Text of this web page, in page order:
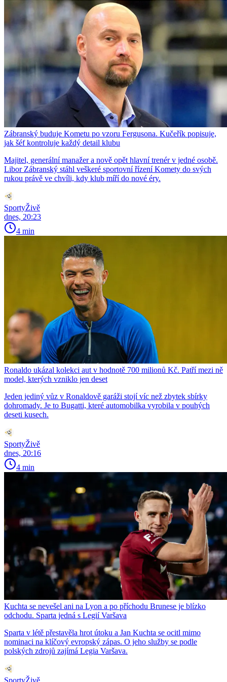
Zábranský buduje Kometu po vzoru Fergusona. Kučeřík popisuje,
jak šéf kontroluje každý detail klubu
Majitel, generální manažer a nově opět hlavní trenér v jedné osobě.
Libor Zábranský stáhl veškeré sportovní řízení Komety do svých
rukou právě ve chvíli, kdy klub míří do nové éry.
SportyŽivě
dnes, 20:23
4 min
Ronaldo ukázal kolekci aut v hodnotě 700 milionů Kč. Patří mezi ně
model, kterých vzniklo jen deset
Jeden jediný vůz v Ronaldově garáži stojí víc než zbytek sbírky
dohromady. Je to Bugatti, které automobilka vyrobila v pouhých
deseti kusech.
SportyŽivě
dnes, 20:16
4 min
Kuchta se nevešel ani na Lyon a po příchodu Brunese je blízko
odchodu. Sparta jedná s Legií Varšava
Sparta v létě přestavěla hrot útoku a Jan Kuchta se ocitl mimo
nominaci na klíčový evropský zápas. O jeho služby se podle
polských zdrojů zajímá Legia Varšava.
SportyŽivě